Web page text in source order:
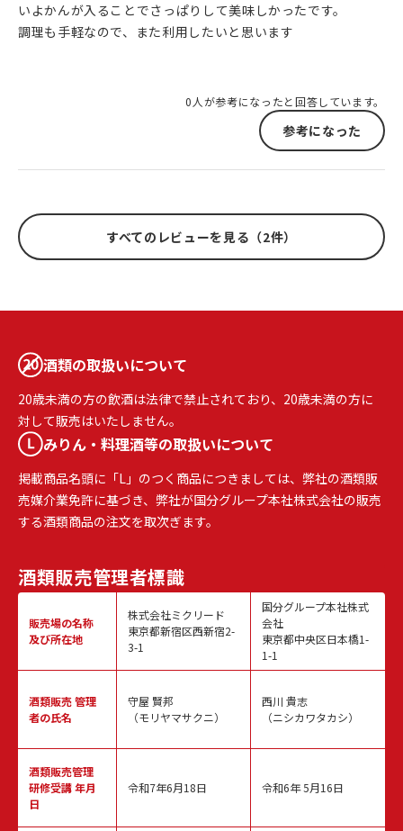
いよかんが入ることでさっぱりして美味しかったです。
調理も手軽なので、また利用したいと思います
0人が参考になったと回答しています。
参考になった
すべてのレビューを見る（2件）
酒類の取扱いについて
20歳未満の方の飲酒は法律で禁止されており、20歳未満の方に
対して販売はいたしません。
みりん・料理酒等の取扱いについて
掲載商品名頭に「L」のつく商品につきましては、弊社の酒類販
売媒介業免許に基づき、弊社が国分グループ本社株式会社の販売
する酒類商品の注文を取次ぎます。
酒類販売管理者標識
販売場の名称
及び所在地
酒類販売管理
者の氏名
酒類販売管理
研修受講 年月
日
株式会社ミクリード
東京都新宿区西新宿2-
3-1
守屋 賢邦
（モリヤマサクニ）
令和7年6月18日
国分グループ本社株式
会社
東京都中央区日本橋1-
1-1
西川 貴志
（ニシカワタカシ）
令和6年 5月16日